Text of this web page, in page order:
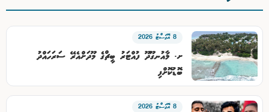
8 އޮގަސްޓު 2026
ށ. މާއުނގޫދޫ ފުއްޓަރު ބީޗްގެ މޫދަށްއެރޭ ސަރަހައްދު
ބޮޑުކޮށްފި
8 އޮގަސްޓު 2026